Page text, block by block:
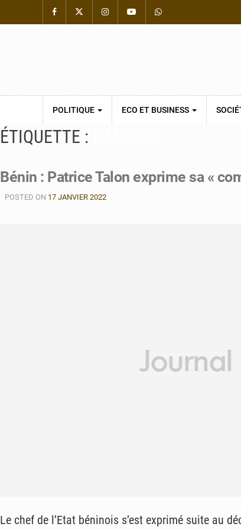
POLITIQUE ECO ET BUSINESS
ÉTIQUETTE :
Bénin : Patrice Talon exprime sa «
POSTED ON 17 JANVIER 2022
Le chef de l’Etat béninois s’est exprimé suite au